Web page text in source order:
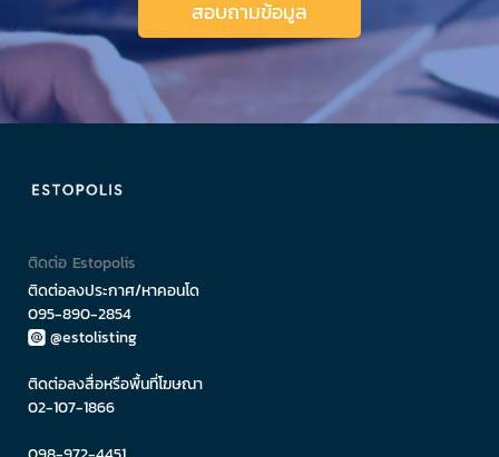
สอบถามข้อมูล
ติดต่อ Estopolis
ติดต่อลงประกาศ/หาคอนโด
095-890-2854
@estolisting
ติดต่อลงสื่อหรือพื้นที่โฆษณา
02-107-1866